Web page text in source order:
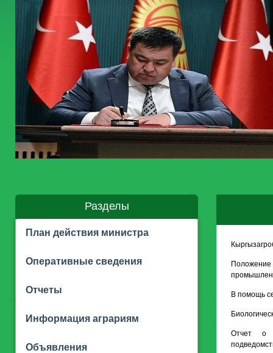
Разделы
План действия министра
Оперативные сведения
Отчеты
Информация аграриям
Объявления
Положение
В помощь
Отчет о